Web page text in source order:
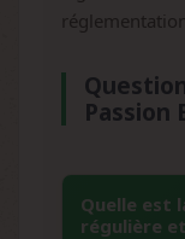
Passion
Quelle est
régulière